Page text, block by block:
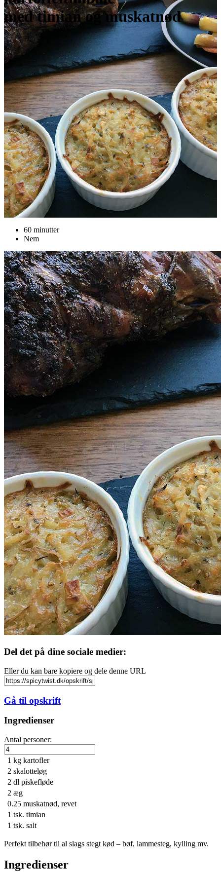
med timian og muskatnød
60 minutter
Nem
Del det på dine sociale medier:
Eller du kan bare kopiere og dele denne URL
Gå til opskrift
Ingredienser
Antal personer:
1 kg kartofler
2 skalotteløg
2 dl piskefløde
2 æg
0.25 muskatnød, revet
1 tsk. timian
1 tsk. salt
Perfekt tilbehør til al slags stegt kød – bøf, lammesteg, kylling mv.
Ingredienser